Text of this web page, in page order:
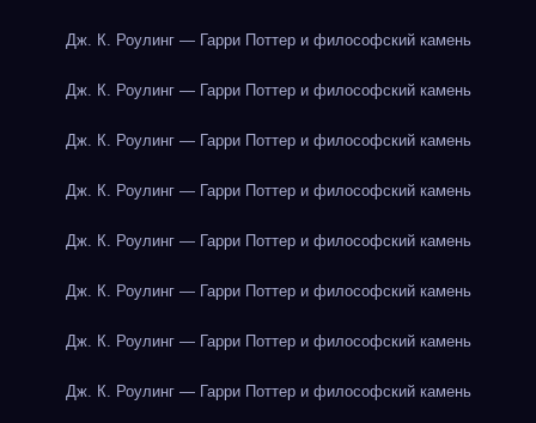
Дж. К. Роулинг — Гарри Поттер и философский камень
Дж. К. Роулинг — Гарри Поттер и философский камень
Дж. К. Роулинг — Гарри Поттер и философский камень
Дж. К. Роулинг — Гарри Поттер и философский камень
Дж. К. Роулинг — Гарри Поттер и философский камень
Дж. К. Роулинг — Гарри Поттер и философский камень
Дж. К. Роулинг — Гарри Поттер и философский камень
Дж. К. Роулинг — Гарри Поттер и философский камень